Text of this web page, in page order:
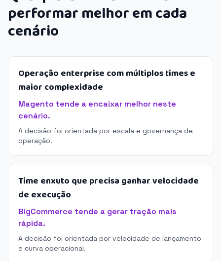
performar melhor em cada
cenário
Operação enterprise com múltiplos times e
maior complexidade
Magento tende a encaixar melhor neste
cenário.
A decisão foi orientada por escala e governança de
operação.
Time enxuto que precisa ganhar velocidade
de execução
BigCommerce tende a gerar tração mais
rápida.
A decisão foi orientada por velocidade de lançamento
e curva operacional.